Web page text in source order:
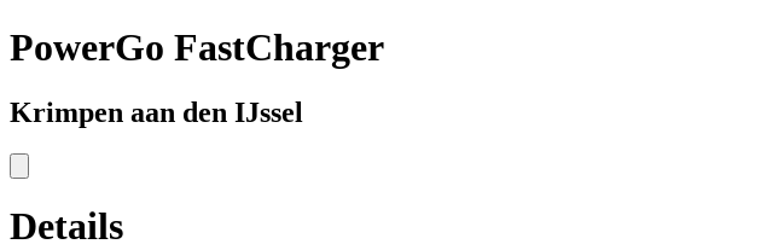
PowerGo FastCharger
Krimpen aan den IJssel
Details